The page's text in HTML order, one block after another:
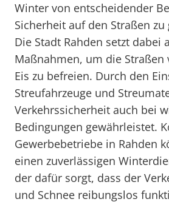
Winter von entscheidender
Sicherheit auf den Straßen
Die Stadt Rahden setzt dabei
Maßnahmen, um die Straßen
Eis zu befreien. Durch den
Streufahrzeuge und
Verkehrssicherheit auch bei
Bedingungen gewährleistet.
Gewerbebetriebe in Rahden
einen zuverlässigen
der dafür sorgt, dass der
und Schnee reibungslos